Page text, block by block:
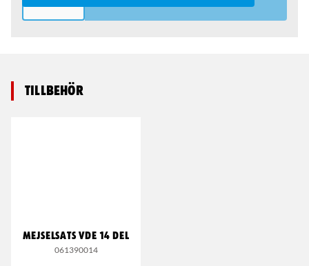
Tillbehör
MEJSELSATS VDE 14 DEL
061390014